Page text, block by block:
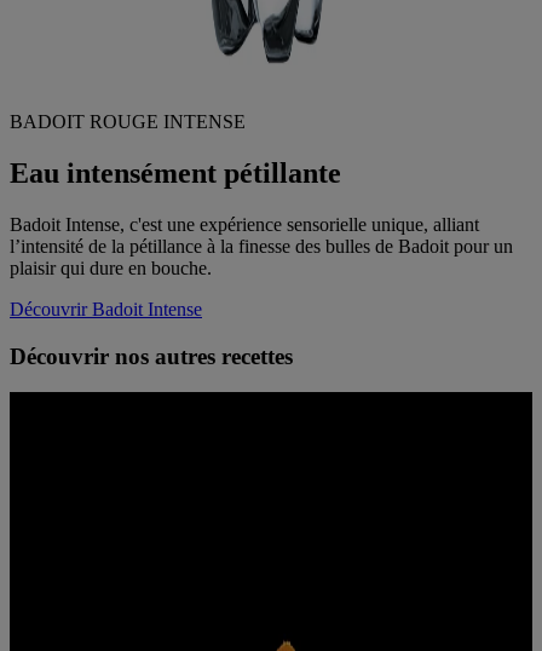
BADOIT ROUGE INTENSE
Eau intensément pétillante
Badoit Intense, c'est une expérience sensorielle unique, alliant
l’intensité de la pétillance à la finesse des bulles de Badoit pour un
plaisir qui dure en bouche.
Découvrir Badoit Intense
Découvrir nos autres recettes